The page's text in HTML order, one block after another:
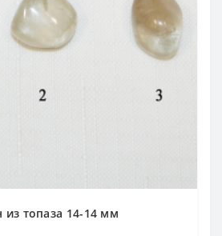
из топаза 14-14 мм